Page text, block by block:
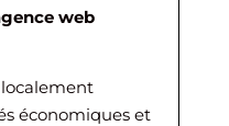
web
économiques et